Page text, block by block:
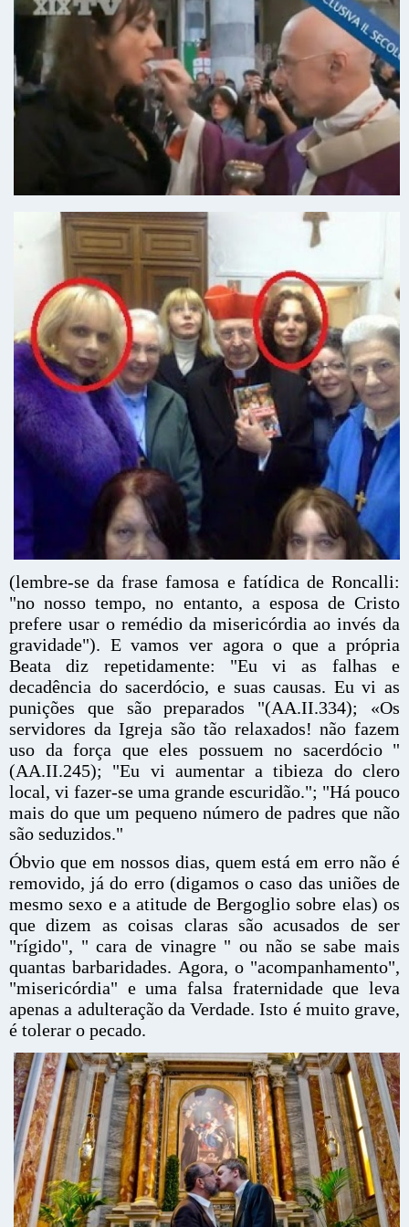
(lembre-se da frase famosa e fatídica de Roncalli:
"no nosso tempo, no entanto, a esposa de Cristo
prefere usar o remédio da misericórdia ao invés da
gravidade"). E vamos ver agora o que a própria
Beata diz repetidamente: "Eu vi as falhas e
decadência do sacerdócio, e suas causas. Eu vi as
punições que são preparados "(AA.II.334); «Os
servidores da Igreja são tão relaxados! não fazem
uso da força que eles possuem no sacerdócio "
(AA.II.245); "Eu vi aumentar a tibieza do clero
local, vi fazer-se uma grande escuridão."; "Há pouco
mais do que um pequeno número de padres que não
são seduzidos."
Óbvio que em nossos dias, quem está em erro não é
removido, já do erro (digamos o caso das uniões de
mesmo sexo e a atitude de Bergoglio sobre elas) os
que dizem as coisas claras são acusados de ser
"rígido", " cara de vinagre " ou não se sabe mais
quantas barbaridades. Agora, o "acompanhamento",
"misericórdia" e uma falsa fraternidade que leva
apenas a adulteração da Verdade. Isto é muito grave,
é tolerar o pecado.